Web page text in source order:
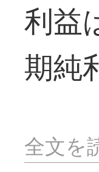
利益
期純
全文を